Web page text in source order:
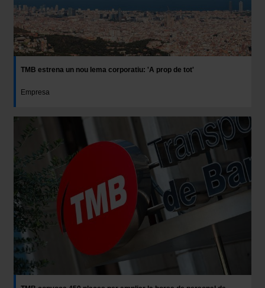
TMB estrena un nou lema corporatiu: 'A prop de tot'
Empresa